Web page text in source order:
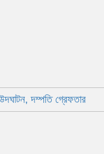
দম্পতি গ্রেফতার